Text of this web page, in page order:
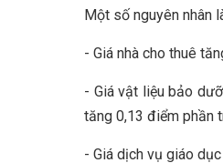
Một số nguyên nhân
- Giá nhà cho thuê
- Giá vật liệu bảo
tăng 0,13 điểm phần
- Giá dịch vụ giáo